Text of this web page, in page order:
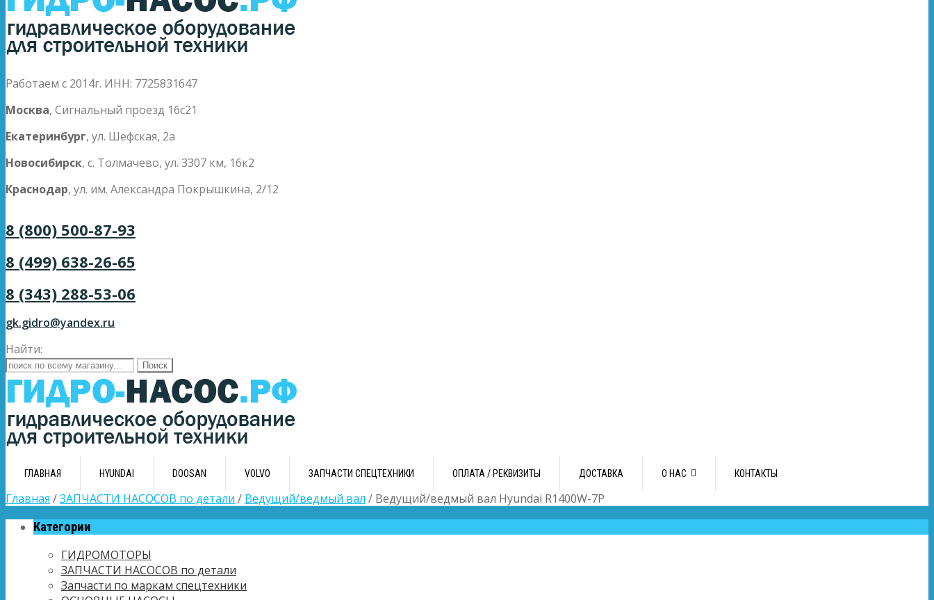
Работаем с 2014г. ИНН: 7725831647
Москва, Сигнальный проезд 16с21
Екатеринбург, ул. Шефская, 2а
Новосибирск, с. Толмачево, ул. 3307 км, 16к2
Краснодар, ул. им. Александра Покрышкина, 2/12
8 (800) 500-87-93
8 (499) 638-26-65
8 (343) 288-53-06
gk.gidro@yandex.ru
Найти:
ГЛАВНАЯ HYUNDAI DOOSAN VOLVO ЗАПЧАСТИ СПЕЦТЕХНИКИ ОПЛАТА / РЕКВИЗИТЫ ДОСТАВКА О НАС КОНТАКТЫ
Главная /ЗАПЧАСТИ НАСОСОВ по детали / Ведущий/ведмый вал / Ведущий/ведмый вал Hyundai R1400W-7P
Категории
ГИДРОМОТОРЫ
ЗАПЧАСТИ НАСОСОВ по детали
Запчасти по маркам спецтехники